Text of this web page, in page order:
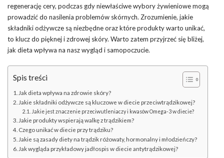
regenerację cery, podczas gdy niewłaściwe wybory żywieniowe mogą
prowadzić do nasilenia problemów skórnych. Zrozumienie, jakie
składniki odżywcze są niezbędne oraz które produkty warto unikać,
to klucz do pięknej i zdrowej skóry. Warto zatem przyjrzeć się bliżej,
jak dieta wpływa na nasz wygląd i samopoczucie.
Spis treści
Jak dieta wpływa na zdrowie skóry?
Jakie składniki odżywcze są kluczowe w diecie przeciwtrądzikowej?
Jakie jest znaczenie przeciwutleniaczy i kwasów Omega-3 w diecie?
Jakie produkty wspierają walkę z trądzikiem?
Czego unikać w diecie przy trądziku?
Jakie są zasady diety na trądzik różowaty, hormonalny i młodzieńczy?
Jak wygląda przykładowy jadłospis w diecie antytrądzikowej?